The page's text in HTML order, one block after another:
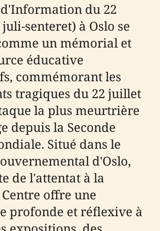
du 22
senteret) à Oslo se
un mémorial et
éducative
commémorant les
tragiques du 22 juillet
la plus meurtrière
depuis la Seconde
Situé dans le
d'Oslo,
de l'attentat à la
offre une
profonde et réflexive à